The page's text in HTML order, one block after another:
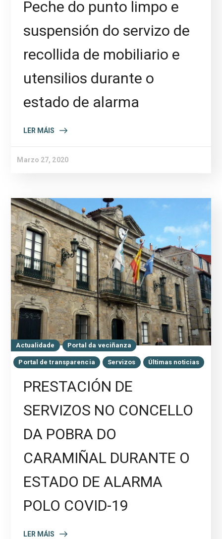
Peche do punto limpo e
suspensión do servizo de
recollida de mobiliario e
utensilios durante o
estado de alarma
LER MÁIS
Marzo 27, 2020
Actualidade Portal da veciñanza
Portal de transparencia Servizos Últimas noticias
PRESTACIÓN DE
SERVIZOS NO CONCELLO
DA POBRA DO
CARAMIÑAL DURANTE O
ESTADO DE ALARMA
POLO COVID-19
LER MÁIS